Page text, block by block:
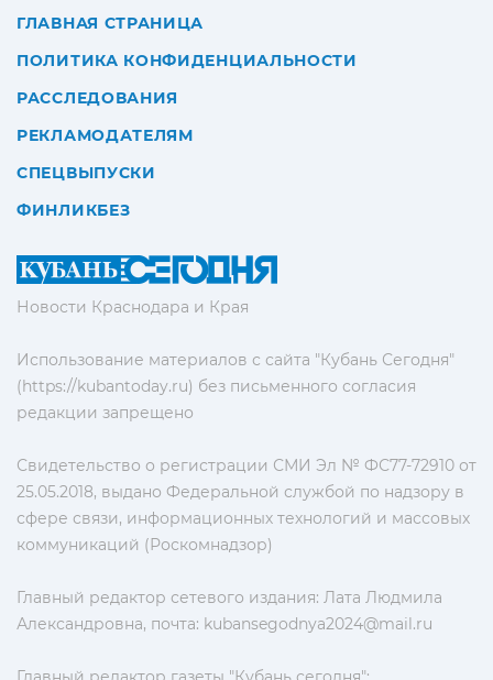
Новости Краснодара и Края
Использование материалов с сайта "Кубань Сегодня"
(https://kubantoday.ru) без письменного согласия
редакции запрещено
Свидетельство о регистрации СМИ Эл № ФС77-72910 от
25.05.2018, выдано Федеральной службой по надзору в
сфере связи, информационных технологий и массовых
коммуникаций (Роскомнадзор)
Главный редактор сетевого издания: Лата Людмила
Александровна, почта: kubansegodnya2024@mail.ru
ГЛАВНАЯ СТРАНИЦА
ПОЛИТИКА КОНФИДЕНЦИАЛЬНОСТИ
РАССЛЕДОВАНИЯ
РЕКЛАМОДАТЕЛЯМ
СПЕЦВЫПУСКИ
ФИНЛИКБЕЗ